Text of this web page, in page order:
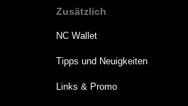
Zusätzlich
NC Wallet
Tipps und Neuigkeiten
Links & Promo